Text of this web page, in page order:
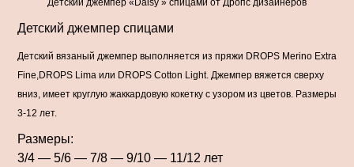
Детский джемпер «Daisy » спицами от Дропс дизайнеров
Детский джемпер спицами
Детский вязаный джемпер выполняется из пряжи DROPS Merino Extra
Fine,DROPS Lima или DROPS Cotton Light. Джемпер вяжется сверху
вниз, имеет круглую жаккардовую кокетку с узором из цветов. Размеры
3-12 лет.
Размеры:
3/4 — 5/6 — 7/8 — 9/10 — 11/12 лет